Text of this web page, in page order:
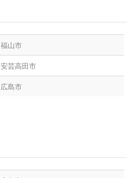
福山市
安芸高田市
広島市